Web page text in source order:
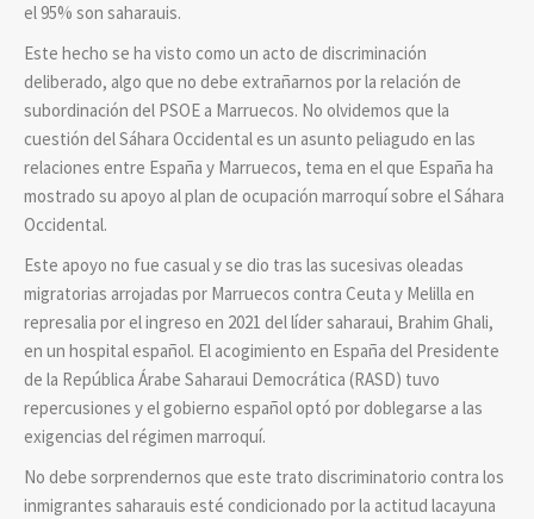
el 95% son saharauis.
Este hecho se ha visto como un acto de discriminación
deliberado, algo que no debe extrañarnos por la relación de
subordinación del PSOE a Marruecos. No olvidemos que la
cuestión del Sáhara Occidental es un asunto peliagudo en las
relaciones entre España y Marruecos, tema en el que España ha
mostrado su apoyo al plan de ocupación marroquí sobre el Sáhara
Occidental.
Este apoyo no fue casual y se dio tras las sucesivas oleadas
migratorias arrojadas por Marruecos contra Ceuta y Melilla en
represalia por el ingreso en 2021 del líder saharaui, Brahim Ghali,
en un hospital español. El acogimiento en España del Presidente
de la República Árabe Saharaui Democrática (RASD) tuvo
repercusiones y el gobierno español optó por doblegarse a las
exigencias del régimen marroquí.
No debe sorprendernos que este trato discriminatorio contra los
inmigrantes saharauis esté condicionado por la actitud lacayuna